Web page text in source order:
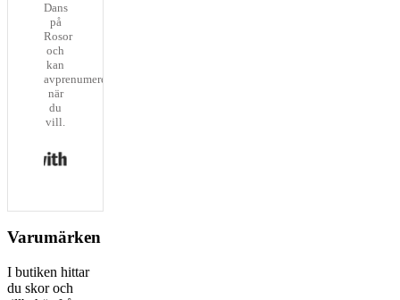
Dans
på
Rosor
och
kan
avprenumerera
när
du
vill.
Varumärken
I butiken hittar
du skor och